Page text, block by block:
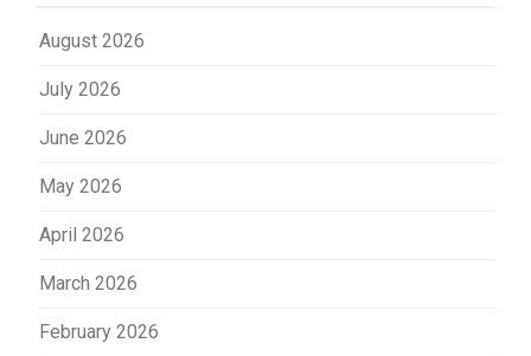
August 2026
July 2026
June 2026
May 2026
April 2026
March 2026
February 2026